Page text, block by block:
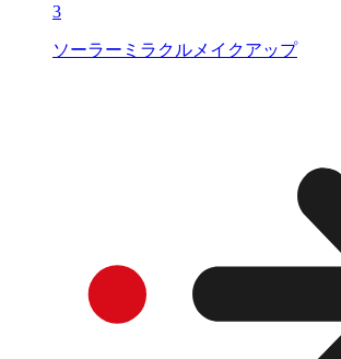
3
ソーラーミラクルメイクアップ